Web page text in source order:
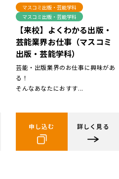
マスコミ出版・芸能学科
マスコミ出版・芸能学科
【来校】よくわかる出版・
芸能業界お仕事（マスコミ
出版・芸能学科）
芸能・出版業界のお仕事に興味があ
る！
そんなあなたにおすす...
申し込む 詳しく見る